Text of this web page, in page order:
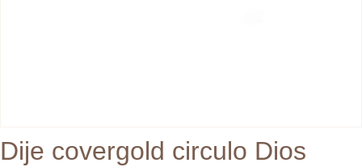
Dije covergold circulo Dios